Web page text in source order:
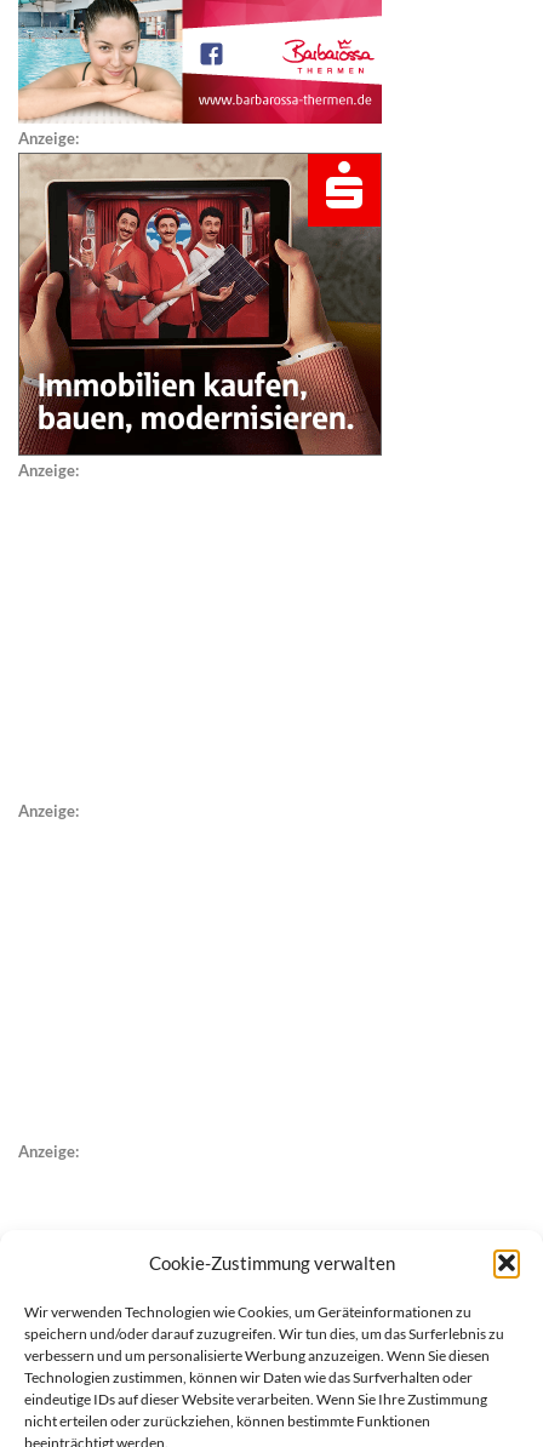
Cookie-Zustimmung verwalten
Wir verwenden Technologien wie Cookies, um Geräteinformationen zu
speichern und/oder darauf zuzugreifen. Wir tun dies, um das Surferlebnis zu
verbessern und um personalisierte Werbung anzuzeigen. Wenn Sie diesen
Technologien zustimmen, können wir Daten wie das Surfverhalten oder
eindeutige IDs auf dieser Website verarbeiten. Wenn Sie Ihre Zustimmung
nicht erteilen oder zurückziehen, können bestimmte Funktionen
beeinträchtigt werden.
Anzeige:
Anzeige:
Anzeige:
Anzeige: